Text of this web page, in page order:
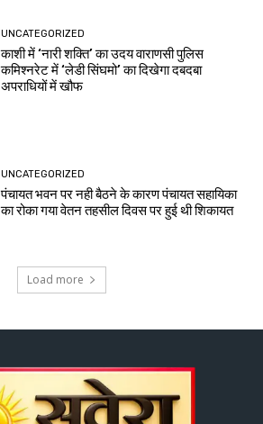
UNCATEGORIZED
काशी में ‘नारी शक्ति’ का उदय वाराणसी पुलिस
कमिश्नरेट में ‘लेडी सिंघमो’ का दिखेगा दबदबा
अपराधियों में खौफ
UNCATEGORIZED
पंचायत भवन पर नही बैठने के कारण पंचायत सहायिका
का रोका गया वेतन तहसील दिवस पर हुई थी शिकायत
Load more